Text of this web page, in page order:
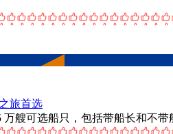
旅首选
艘可选船只，包括带船长和不